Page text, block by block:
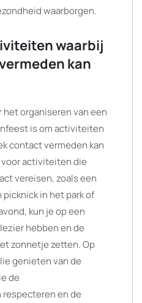
waarborgen.
waarbij
kan
organiseren van een
is om activiteiten
contact vermeden kan
activiteiten die
vereisen, zoals een
in het park of
kun je op een
hebben en de
zonnetje zetten. Op
genieten van de
de
en de